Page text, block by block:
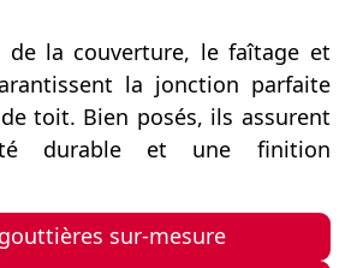
de la couverture, le faîtage et
la jonction parfaite
toit. Bien posés, ils assurent
durable et une finition
sur-mesure